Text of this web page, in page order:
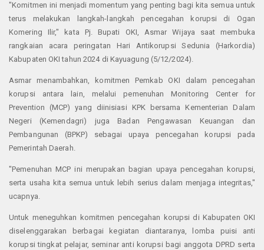
"Komitmen ini menjadi momentum yang penting bagi kita semua untuk
terus melakukan langkah-langkah pencegahan korupsi di Ogan
Komering Ilir," kata Pj. Bupati OKI, Asmar Wijaya saat membuka
rangkaian acara peringatan Hari Antikorupsi Sedunia (Harkordia)
Kabupaten OKI tahun 2024 di Kayuagung (5/12/2024).
Asmar menambahkan, komitmen Pemkab OKI dalam pencegahan
korupsi antara lain, melalui pemenuhan Monitoring Center for
Prevention (MCP) yang diinisiasi KPK bersama Kementerian Dalam
Negeri (Kemendagri) juga Badan Pengawasan Keuangan dan
Pembangunan (BPKP) sebagai upaya pencegahan korupsi pada
Pemerintah Daerah.
"Pemenuhan MCP ini merupakan bagian upaya pencegahan korupsi,
serta usaha kita semua untuk lebih serius dalam menjaga integritas,"
ucapnya.
Untuk meneguhkan komitmen pencegahan korupsi di Kabupaten OKI
diselenggarakan berbagai kegiatan diantaranya, lomba puisi anti
korupsi tingkat pelajar, seminar anti korupsi bagi anggota DPRD serta